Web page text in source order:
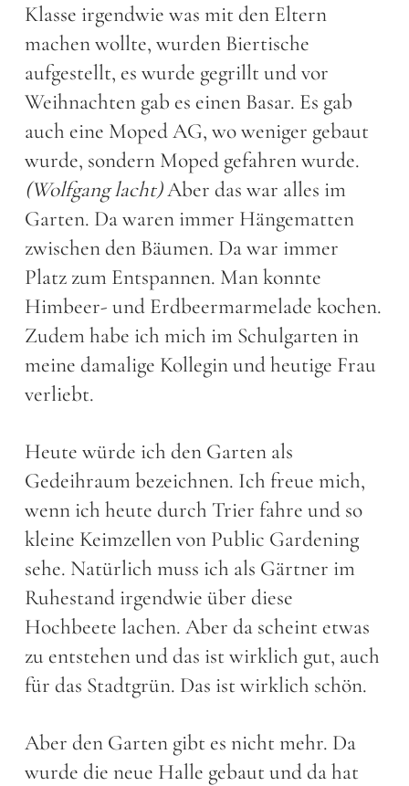
Klasse irgendwie was mit den Eltern
machen wollte, wurden Biertische
aufgestellt, es wurde gegrillt und vor
Weihnachten gab es einen Basar. Es gab
auch eine Moped AG, wo weniger gebaut
wurde, sondern Moped gefahren wurde.
(Wolfgang lacht)Aber das war alles im
Garten. Da waren immer Hängematten
zwischen den Bäumen. Da war immer
Platz zum Entspannen. Man konnte
Himbeer- und Erdbeermarmelade kochen.
Zudem habe ich mich im Schulgarten in
meine damalige Kollegin und heutige Frau
verliebt.
Heute würde ich den Garten als
Gedeihraum bezeichnen. Ich freue mich,
wenn ich heute durch Trier fahre und so
kleine Keimzellen von Public Gardening
sehe. Natürlich muss ich als Gärtner im
Ruhestand irgendwie über diese
Hochbeete lachen. Aber da scheint etwas
zu entstehen und das ist wirklich gut, auch
für das Stadtgrün. Das ist wirklich schön.
Aber den Garten gibt es nicht mehr. Da
wurde die neue Halle gebaut und da hat